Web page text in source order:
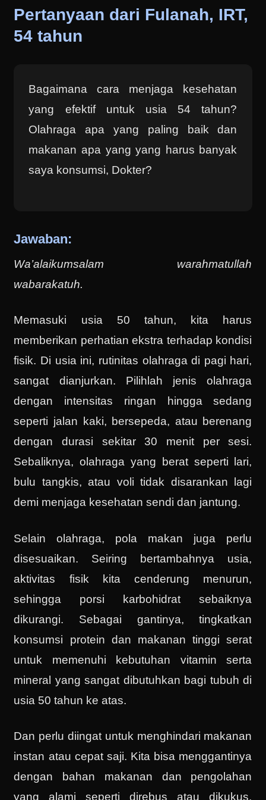
Pertanyaan dari Fulanah, IRT,
54 tahun
Bagaimana cara menjaga kesehatan
yang efektif untuk usia 54 tahun?
Olahraga apa yang paling baik dan
makanan apa yang yang harus banyak
saya konsumsi, Dokter?
Jawaban:
Wa’alaikumsalam warahmatullah
wabarakatuh.
Memasuki usia 50 tahun, kita harus
memberikan perhatian ekstra terhadap kondisi
fisik. Di usia ini, rutinitas olahraga di pagi hari,
sangat dianjurkan. Pilihlah jenis olahraga
dengan intensitas ringan hingga sedang
seperti jalan kaki, bersepeda, atau berenang
dengan durasi sekitar 30 menit per sesi.
Sebaliknya, olahraga yang berat seperti lari,
bulu tangkis, atau voli tidak disarankan lagi
demi menjaga kesehatan sendi dan jantung.
Selain olahraga, pola makan juga perlu
disesuaikan. Seiring bertambahnya usia,
aktivitas fisik kita cenderung menurun,
sehingga porsi karbohidrat sebaiknya
dikurangi. Sebagai gantinya, tingkatkan
konsumsi protein dan makanan tinggi serat
untuk memenuhi kebutuhan vitamin serta
mineral yang sangat dibutuhkan bagi tubuh di
usia 50 tahun ke atas.
Dan perlu diingat untuk menghindari makanan
instan atau cepat saji. Kita bisa menggantinya
dengan bahan makanan dan pengolahan
yang alami seperti direbus atau dikukus,